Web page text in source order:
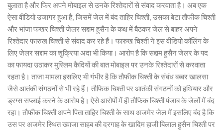
बुलाता है और फिर अपने मोबाइल से उनके रिश्तेदारों से संवाद करवाता है। अब एक
ऐसा वीडियो उजागर हुआ है, जिसमें जेल में बंद ताहिर चिश्ती, उसका बेटा तौफीक चिश्ती
और भांजा फखर चिश्ती जेलर सद्दाम हुसैन के कक्ष में बैठकर जेल से बाहर अपने
रिश्तेदार फारुख चिश्ती से संवाद कर रहे हैं। फारुख चिश्ती ने इस वीडियो कॉलिंग के
लिए जेलर सद्दाम का शुक्रिया अदा भी किया। आरोप है कि सद्दाम हुसैन जेलर के पद
का फायदा उठाकर मुस्लिम कैदियों की बात मोबाइल पर उनके रिश्तेदारों से करवाता
रहता है। ताजा मामला इसलिए भी गंभीर है कि तौफीक चिश्ती के संबंध बब्बर खालसा
जैसे आतंकी संगठनों से भी रहे हैं। तौफिक चिश्ती पर आतंकी संगठनों को हथियार और
ड्रग्स सप्लाई करने के आरोप है। ऐसे आरोपों में ही तौफिक चिश्ती पंजाब के जेलों में बंद
रहा। तौफीक चिश्ती अपने पिता ताहिर चिश्ती के साथ अजमेर जेल में इसलिए बंद है कि
उस पर अजमेर स्थित ख्वाजा साहब की दरगाह के खादिम हाजी बिलाल हुसैन चिश्ती पर